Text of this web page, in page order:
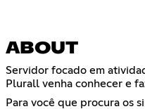
ABOUT
Servidor focado em
Plurall venha conhecer e
Para você que procura os